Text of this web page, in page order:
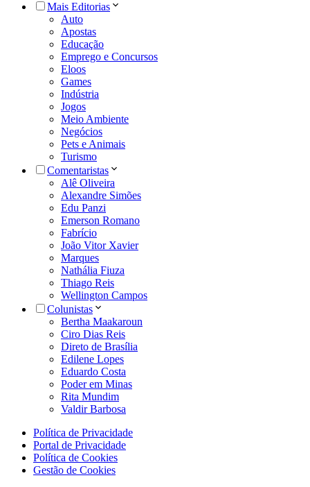
Mais Editorias
Auto
Apostas
Educação
Emprego e Concursos
Eloos
Games
Indústria
Jogos
Meio Ambiente
Negócios
Pets e Animais
Turismo
Comentaristas
Alê Oliveira
Alexandre Simões
Edu Panzi
Emerson Romano
Fabrício
João Vitor Xavier
Marques
Nathália Fiuza
Thiago Reis
Wellington Campos
Colunistas
Bertha Maakaroun
Ciro Dias Reis
Direto de Brasília
Edilene Lopes
Eduardo Costa
Poder em Minas
Rita Mundim
Valdir Barbosa
Política de Privacidade
Portal de Privacidade
Política de Cookies
Gestão de Cookies